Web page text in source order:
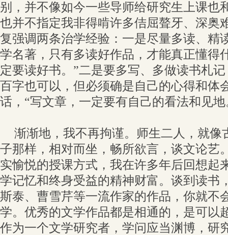
别，并不像如今一些导师给研究生上课也
也并不指定我非得啃许多佶屈聱牙、深奥
复强调两条治学经验：一是尽量多读、精
学名著，只有多读好作品，才能真正懂得
定要读好书。”二是要多写、多做读书札
百字也可以，但必须确是自己的心得和体
话，“写文章，一定要有自己的看法和见地
渐渐地，我不再拘谨。师生二人，就像
子那样，相对而坐，畅所欲言，谈文论艺
实愉悦的授课方式，我在许多年后回想起
学记忆和终身受益的精神财富。谈到读书
斯泰、曹雪芹等一流作家的作品，你就不
学。优秀的文学作品都是相通的，是可以
作为一个文学研究者，学问应当渊博，研